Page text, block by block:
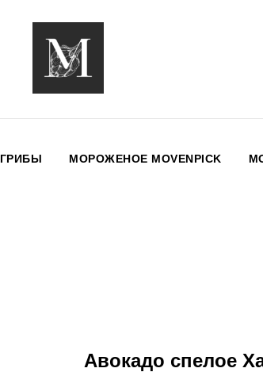
ГРИБЫ МОРОЖЕНОЕ MOVENPICK
Авокадо спелое